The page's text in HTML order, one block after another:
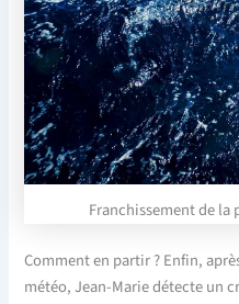
Franchissement de la
Comment en partir ? Enfin,
météo, Jean-Marie détecte un